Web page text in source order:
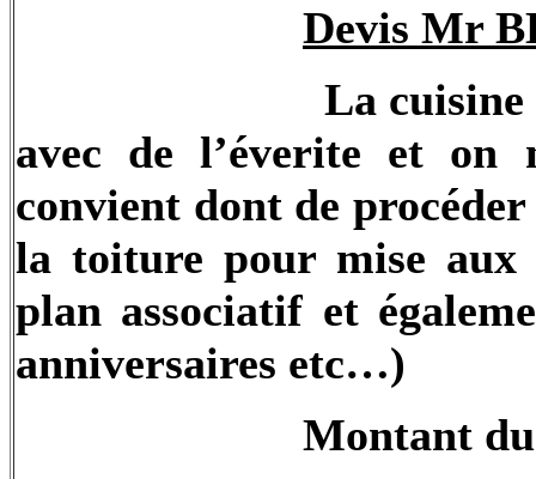
Devis Mr
La
avec de l’éverite et on
convient dont de
la toiture pour mise aux
plan associatif et
anniversaires etc…)
Montant